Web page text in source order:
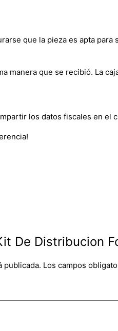
que la pieza es apta
manera que se recibió. La
los datos fiscales en el
De Distribucion
publicada. Los campos